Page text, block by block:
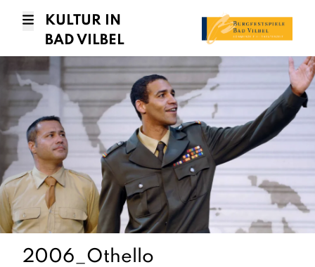
KULTUR IN
BAD VILBEL
2006_Othello